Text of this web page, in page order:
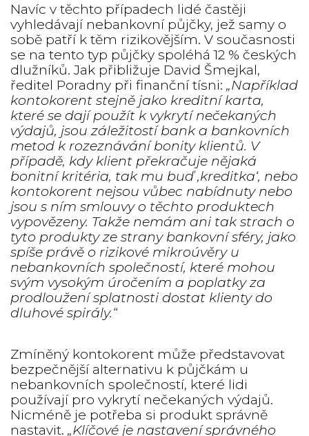
Navíc v těchto případech lidé častěji
vyhledávají nebankovní půjčky, jež samy o
sobě patří k těm rizikovějším. V současnosti
se na tento typ půjčky spoléhá 12 % českých
dlužníků. Jak přibližuje David Šmejkal,
ředitel Poradny při finanční tísni:„Například
kontokorent stejně jako kreditní karta,
které se dají použít k vykrytí nečekaných
výdajů, jsou záležitostí bank a bankovních
metod k rozeznávání bonity klientů. V
případě, kdy klient překračuje nějaká
bonitní kritéria, tak mu buď ‚kreditka‘, nebo
kontokorent nejsou vůbec nabídnuty nebo
jsou s ním smlouvy o těchto produktech
vypovězeny. Takže nemám ani tak strach o
tyto produkty ze strany bankovní sféry, jako
spíše právě o rizikové mikroúvěry u
nebankovních společností, které mohou
svým vysokým úročením a poplatky za
prodloužení splatnosti dostat klienty do
dluhové spirály.“
Zmíněný kontokorent může představovat
bezpečnější alternativu k půjčkám u
nebankovních společností, které lidi
používají pro vykrytí nečekaných výdajů.
Nicméně je potřeba si produkt správně
nastavit.„Klíčové je nastavení správného